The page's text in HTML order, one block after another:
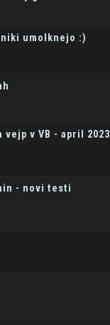
umolknejo :)
v VB - april 2023
- novi testi